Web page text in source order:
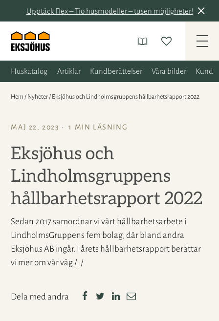
Upptäck Flex – Tio husmodeller – tusen möjligheter!
Huskatalog Artiklar Kundberättelser Våra bilder
Hem / Nyheter / Eksjöhus och Lindholmsgruppens hållbarhetsrapport 2022
MAJ 22, 2023 1 MIN LÄSNING
Eksjöhus och
Lindholmsgruppens
hållbarhetsrapport 2022
Sedan 2017 samordnar vi vårt hållbarhetsarbete i
LindholmsGruppens fem bolag, där bland andra
Eksjöhus AB ingår. I årets hållbarhetsrapport berättar
vi mer om vår väg /../
Dela med andra